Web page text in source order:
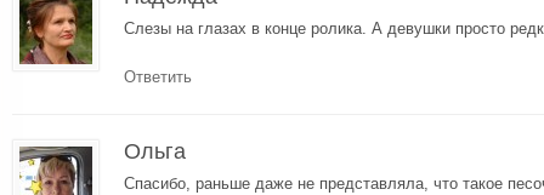
Слезы на глазах в конце ролика. А девушки просто
Ответить
Ольга
Спасибо, раньше даже не представляла, что такое